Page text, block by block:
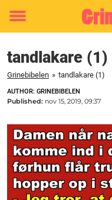
Toggle
tandlakare (1)
Grinebibelen » tandlakare (1)
AUTHOR: GRINEBIBELEN
Published: nov 15, 2019, 09:37